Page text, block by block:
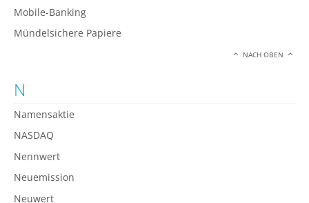
Mobile-Banking
Mündelsichere Papiere
NACH OBEN
N
Namensaktie
NASDAQ
Nennwert
Neuemission
Neuwert